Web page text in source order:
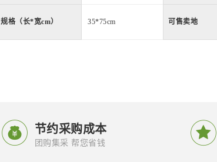
规格（长*宽cm） 35*75cm 可售卖地
 节约采购成本
团购集采 帮您省钱 